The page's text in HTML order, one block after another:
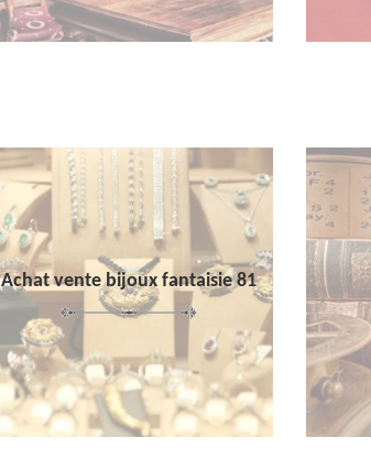
Achat vente bijoux fantaisie 81